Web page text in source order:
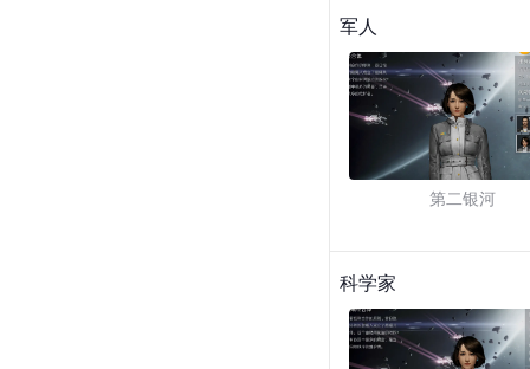
军人
第二银河
科学家